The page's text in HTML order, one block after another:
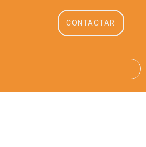
CONTACTAR